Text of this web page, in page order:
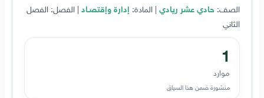
الصف: حادي عشر ريادي | المادة: إدارة وإقتصـاد | الفصل: الفصل
الثاني
1
موارد
منشورة ضمن هذا السياق